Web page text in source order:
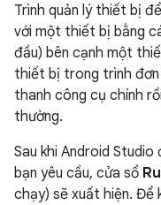
Trình quản lý thiết bị
với một thiết bị bằng
đầu) bên cạnh một
thiết bị trong trình
thanh công cụ chính
thường.
Sau khi Android
bạn yêu cầu, cửa sổ
chạy) sẽ xuất hiện. Để